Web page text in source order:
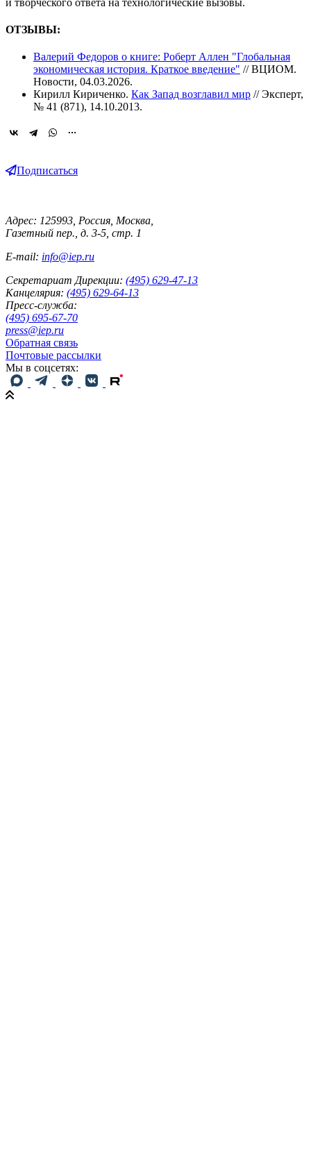
ОТЗЫВЫ:
Валерий Федоров о книге: Роберт Аллен "Глобальная
экономическая история. Краткое введение" // ВЦИОМ.
Новости, 04.03.2026.
Кирилл Кириченко. Как Запад возглавил мир // Эксперт,
№ 41 (871), 14.10.2013.
Подписаться
Адрес: 125993, Россия, Москва,
Газетный пер., д. 3-5, стр. 1
E-mail: info@iep.ru
Секретариат Дирекции: (495) 629-47-13
Канцелярия: (495) 629-64-13
Пресс-служба:
(495) 695-67-70
press@iep.ru
Обратная связь
Почтовые рассылки
Мы в соцсетях: